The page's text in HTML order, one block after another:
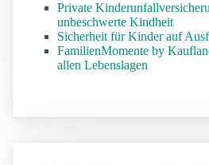
Private
unbeschwerte Kindheit
Sicherheit für Kinder auf
FamilienMomente by
allen Lebenslagen